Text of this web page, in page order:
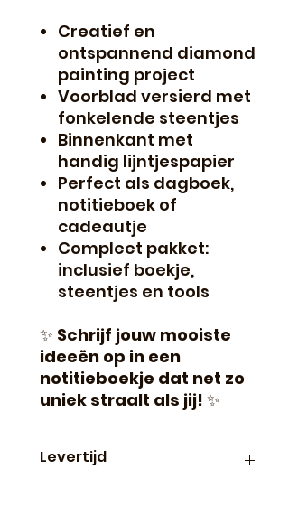
Creatief en
ontspannend diamond
painting project
Voorblad versierd met
fonkelende steentjes
Binnenkant met
handig lijntjespapier
Perfect als dagboek,
notitieboek of
cadeautje
Compleet pakket:
inclusief boekje,
steentjes en tools
✨ Schrijf jouw mooiste
ideeën op in een
notitieboekje dat net zo
uniek straalt als jij! ✨
Levertijd